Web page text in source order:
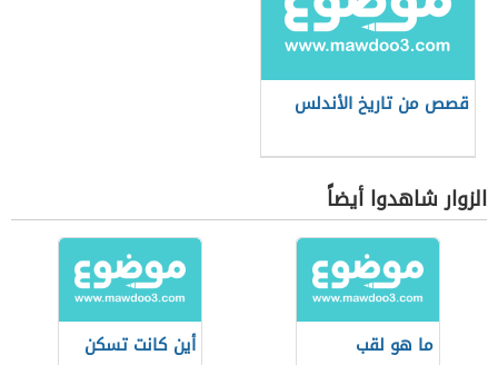
قصص من تاريخ الأندلس
الزوار شاهدوا أيضاً
ما هو لقب
أين كانت تسكن